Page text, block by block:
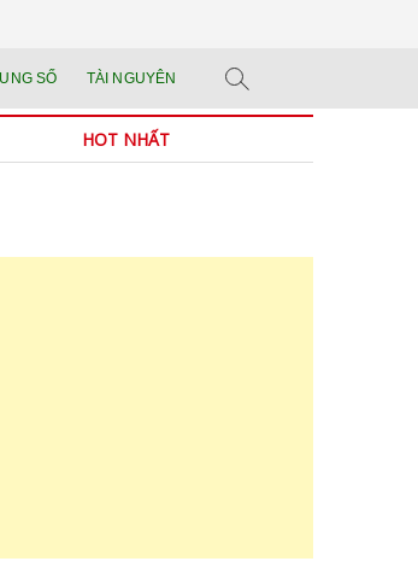
thời đại AI
SỐ TÀI NGUYÊN
HOT NHẤT